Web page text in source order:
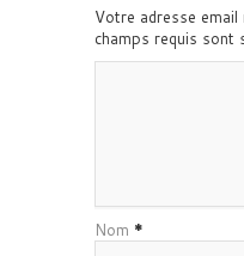
Votre adresse email
champs requis sont
Nom *